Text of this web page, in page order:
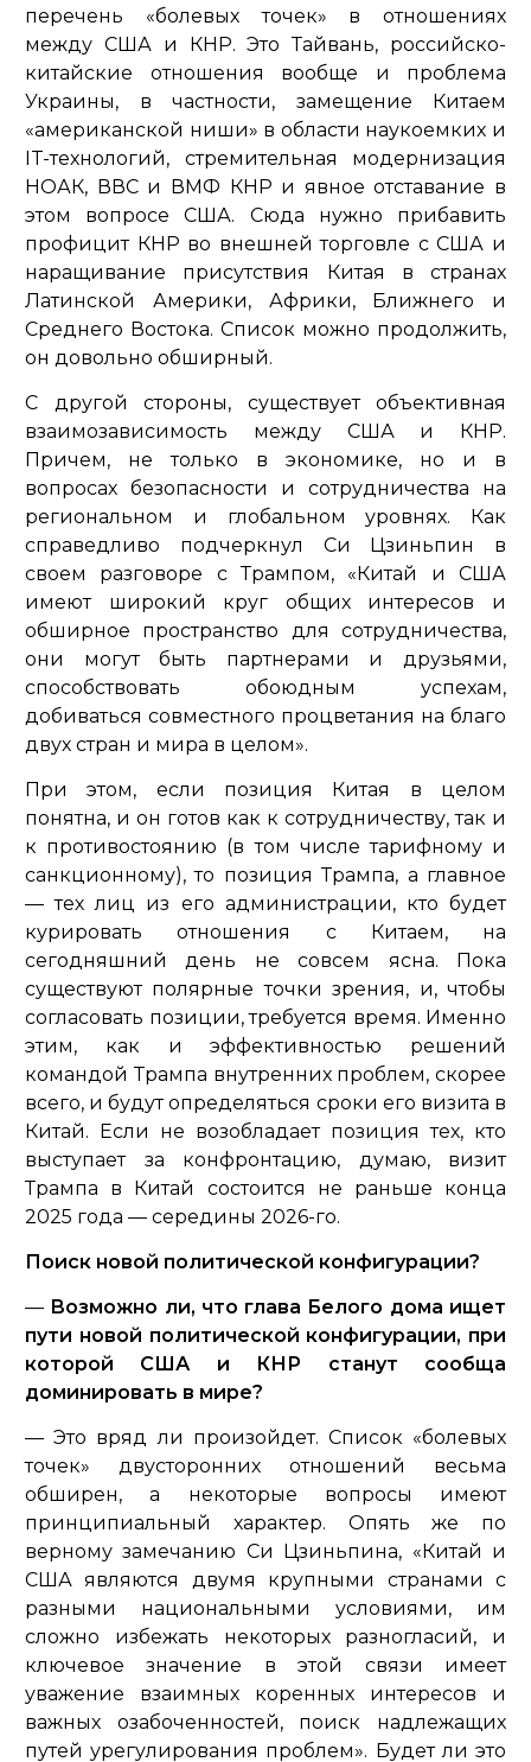
перечень «болевых точек» в отношениях
между США и КНР. Это Тайвань, российско-
китайские отношения вообще и проблема
Украины, в частности, замещение Китаем
«американской ниши» в области наукоемких и
IT-технологий, стремительная модернизация
НОАК, ВВС и ВМФ КНР и явное отставание в
этом вопросе США. Сюда нужно прибавить
профицит КНР во внешней торговле с США и
наращивание присутствия Китая в странах
Латинской Америки, Африки, Ближнего и
Среднего Востока. Список можно продолжить,
он довольно обширный.
С другой стороны, существует объективная
взаимозависимость между США и КНР.
Причем, не только в экономике, но и в
вопросах безопасности и сотрудничества на
региональном и глобальном уровнях. Как
справедливо подчеркнул Си Цзиньпин в
своем разговоре с Трампом, «Китай и США
имеют широкий круг общих интересов и
обширное пространство для сотрудничества,
они могут быть партнерами и друзьями,
способствовать обоюдным успехам,
добиваться совместного процветания на благо
двух стран и мира в целом».
При этом, если позиция Китая в целом
понятна, и он готов как к сотрудничеству, так и
к противостоянию (в том числе тарифному и
санкционному), то позиция Трампа, а главное
— тех лиц из его администрации, кто будет
курировать отношения с Китаем, на
сегодняшний день не совсем ясна. Пока
существуют полярные точки зрения, и, чтобы
согласовать позиции, требуется время. Именно
этим, как и эффективностью решений
командой Трампа внутренних проблем, скорее
всего, и будут определяться сроки его визита в
Китай. Если не возобладает позиция тех, кто
выступает за конфронтацию, думаю, визит
Трампа в Китай состоится не раньше конца
2025 года — середины 2026-го.
Поиск новой политической конфигурации?
— Возможно ли, что глава Белого дома ищет
пути новой политической конфигурации, при
которой США и КНР станут сообща
доминировать в мире?
— Это вряд ли произойдет. Список «болевых
точек» двусторонних отношений весьма
обширен, а некоторые вопросы имеют
принципиальный характер. Опять же по
верному замечанию Си Цзиньпина, «Китай и
США являются двумя крупными странами с
разными национальными условиями, им
сложно избежать некоторых разногласий, и
ключевое значение в этой связи имеет
уважение взаимных коренных интересов и
важных озабоченностей, поиск надлежащих
путей урегулирования проблем». Будет ли это